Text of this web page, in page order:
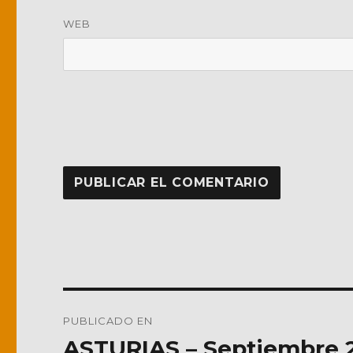
WEB
de
PUBLICADO EN